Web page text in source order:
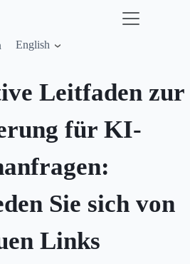
English
Leitfaden zur
für KI-
Sie sich von
Links